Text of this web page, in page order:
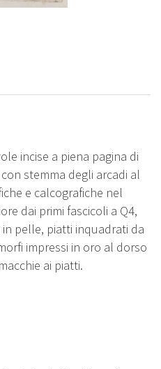
incise a piena pagina di
stemma degli arcadi al
e calcografiche nel
dai primi fascicoli a Q4,
pelle, piatti inquadrati da
impressi in oro al dorso
ai piatti.